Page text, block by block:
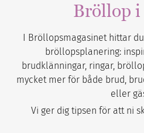
Bröllop i
I Bröllopsmagasinet hittar
bröllopsplanering:
brudklänningar, ringar,
mycket mer för både brud,
eller
Vi ger dig tipsen för att ni